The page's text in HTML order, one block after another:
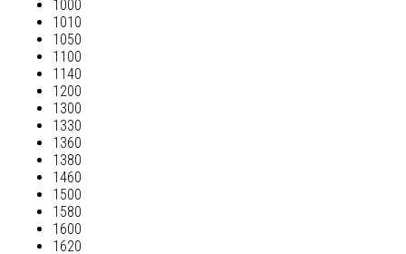
1000
1010
1050
1100
1140
1200
1300
1330
1360
1380
1460
1500
1580
1600
1620